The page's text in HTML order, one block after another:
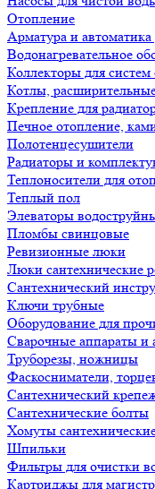
Отопление
Арматура и
Водонагревательное
Коллекторы для систем
Котлы,
Крепление для
Печное отопление,
Полотенцесушители
Радиаторы и
Теплоносители для
Теплый пол
Элеваторы
Пломбы свинцовые
Ревизионные люки
Люки сантехнические
Сантехнический
Ключи трубные
Оборудование для
Сварочные аппараты и
Труборезы, ножницы
Фаскосниматели,
Сантехнический
Сантехнические болты
Хомуты
Шпильки
Фильтры для очистки
Картриджы для